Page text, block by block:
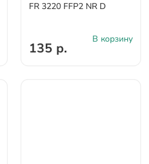
FR 3220 FFP2 NR D
135 р.
В корзину